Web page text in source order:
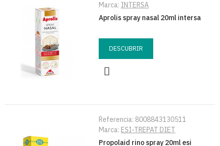
Marca: INTERSA
Aprolis spray nasal 20ml intersa
DESCUBRIR
Referencia: 8008843130511
Marca: ESI-TREPAT DIET
Propolaid rino spray 20ml esi